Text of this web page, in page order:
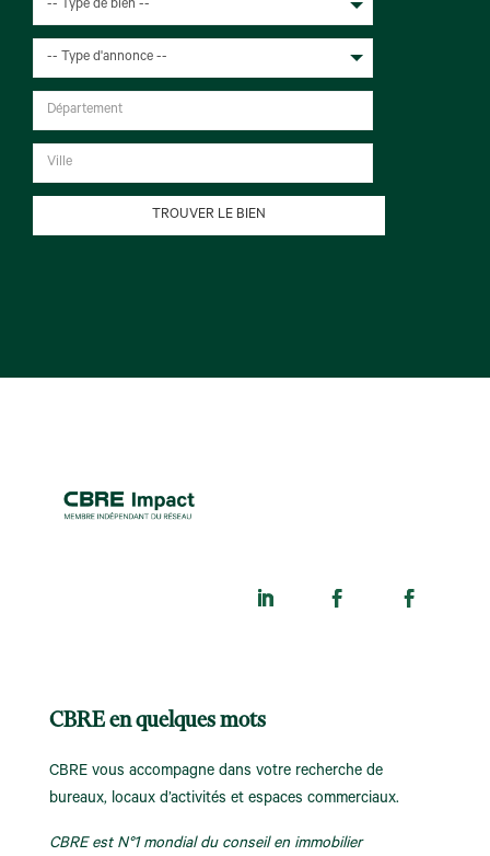
-- Type de bien --
-- Type d'annonce --
TROUVER LE BIEN
CBRE en quelques mots
CBRE vous accompagne dans votre recherche de
bureaux, locaux d’activités et espaces commerciaux.
CBRE est N°1 mondial du conseil en immobilier